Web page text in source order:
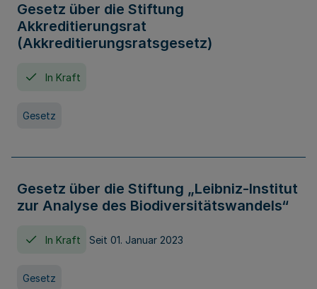
Gesetz über die Stiftung
Akkreditierungsrat
(Akkreditierungsratsgesetz)
In Kraft
Gesetz
Gesetz über die Stiftung „Leibniz-Institut
zur Analyse des Biodiversitätswandels“
In Kraft Seit 01. Januar 2023
Gesetz